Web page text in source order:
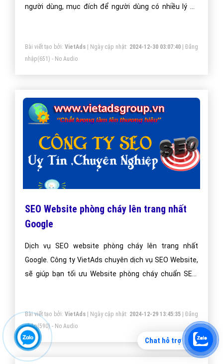
người dùng, mục đích để người dùng có nhiều lý do
Bài viết tạo bởi: VietAds| Ngày cập nhật: 2024-12-30 03:07:40|Đăng
nhập(651) - No Audio
SEO Website phòng cháy lên trang nhất
Google
Dịch vụ SEO website phòng cháy lên trang nhất
Google. Công ty VietAds chuyên dịch vụ SEO Website,
sẽ giúp bạn tối ưu Website phòng cháy chuẩn SEO,
Bài viết tạo bởi: VietAds| Ngày cập nhật: 2024-12-29 13:45:35|Đăng
nhập(590) - No Audio
Chat hỗ trợ